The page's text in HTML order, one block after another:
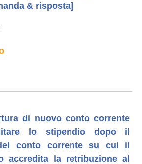
& risposta]
di nuovo conto corrente
lo stipendio dopo il
conto corrente su cui il
accredita la retribuzione al